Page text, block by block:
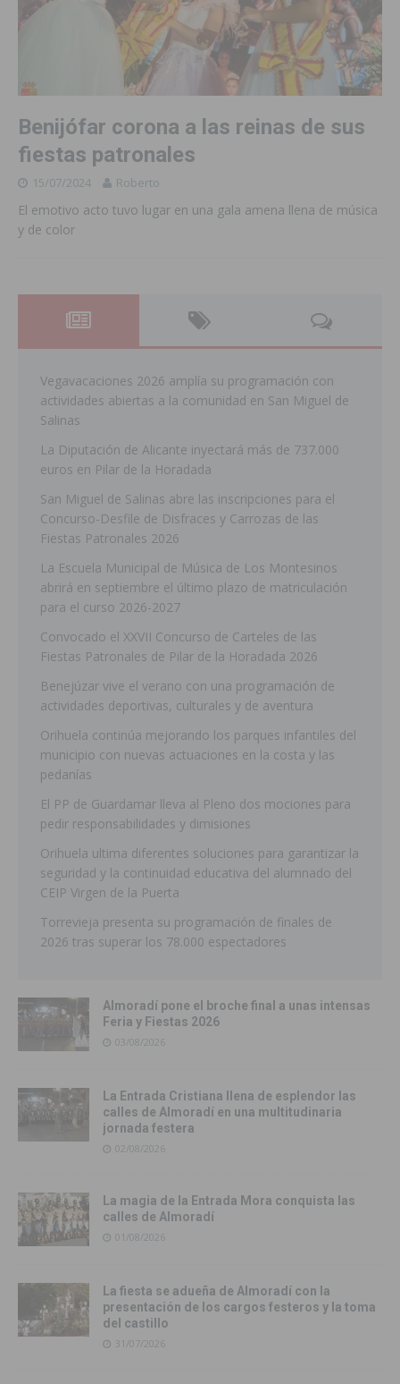
Benijófar corona a las reinas de sus
fiestas patronales
15/07/2024 Roberto
El emotivo acto tuvo lugar en una gala amena llena de música
y de color
Vegavacaciones 2026 amplía su programación con
actividades abiertas a la comunidad en San Miguel de
Salinas
La Diputación de Alicante inyectará más de 737.000
euros en Pilar de la Horadada
San Miguel de Salinas abre las inscripciones para el
Concurso-Desfile de Disfraces y Carrozas de las
Fiestas Patronales 2026
La Escuela Municipal de Música de Los Montesinos
abrirá en septiembre el último plazo de matriculación
para el curso 2026-2027
Convocado el XXVII Concurso de Carteles de las
Fiestas Patronales de Pilar de la Horadada 2026
Benejúzar vive el verano con una programación de
actividades deportivas, culturales y de aventura
Orihuela continúa mejorando los parques infantiles del
municipio con nuevas actuaciones en la costa y las
pedanías
El PP de Guardamar lleva al Pleno dos mociones para
pedir responsabilidades y dimisiones
Orihuela ultima diferentes soluciones para garantizar la
seguridad y la continuidad educativa del alumnado del
CEIP Virgen de la Puerta
Torrevieja presenta su programación de finales de
2026 tras superar los 78.000 espectadores
Almoradí pone el broche final a unas intensas
Feria y Fiestas 2026
03/08/2026
La Entrada Cristiana llena de esplendor las
calles de Almoradí en una multitudinaria
jornada festera
02/08/2026
La magia de la Entrada Mora conquista las
calles de Almoradí
01/08/2026
La fiesta se adueña de Almoradí con la
presentación de los cargos festeros y la toma
del castillo
31/07/2026